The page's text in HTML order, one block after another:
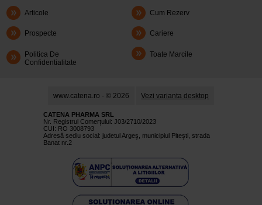
Articole Cum Rezerv
Prospecte Cariere
Politica De
Confidentialitate
Toate Marcile
www.catena.ro - © 2026 Vezi varianta desktop
CATENA PHARMA SRL
Nr. Registrul Comerţului: J03/2710/2023
CUI: RO 3008793
Adresă sediu social: judetul Argeş, municipiul Piteşti, strada
Banat nr.2